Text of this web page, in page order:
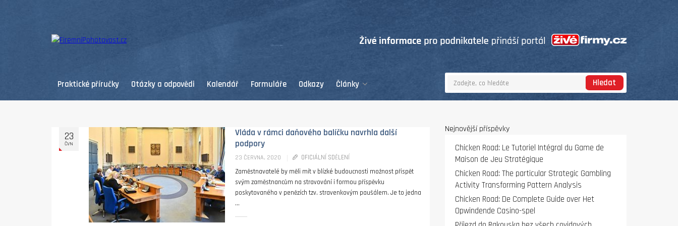
Praktické příručky Otázky a odpovědi Kalendář Formuláře Odkazy Články Hledat
23
ČVN
Vláda v rámci daňového balíčku navrhla další
podpory
23 ČERVNA, 2020
OFICIÁLNÍ SDĚLENÍ
Zaměstnavatelé by měli mít v blízké budoucnosti možnost přispět
svým zaměstnancům na stravování i formou příspěvku
poskytovaného v penězích tzv. stravenkovým paušálem. Je to jedna
...
Nejnovější příspěvky
Chicken Road: Le Tutoriel Intégral du Game de
Maison de Jeu Stratégique
Chicken Road: The particular Strategic Gambling
Activity Transforming Pattern Analysis
Chicken Road: De Complete Guide over Het
Opwindende Casino-spel